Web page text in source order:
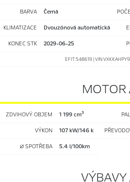
BARVA Černá
KLIMATIZACE dvouzónová automatická
KONEC STK 2029-06-25
EFIT:548619 |
MOTOR
ZDVIHOVÝ OBJEM 1 199 cm3
VÝKON 107 kW/146 k
Ø SPOTŘEBA 5.4 l/100km
VÝBAVY